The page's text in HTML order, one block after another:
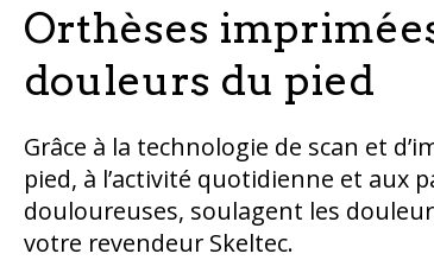
Orthèses
douleurs du pied
Grâce à la technologie de scan et
pied, à l’activité quotidienne et aux
douloureuses, soulagent les
votre revendeur Skeltec.